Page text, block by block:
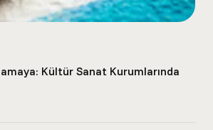
Kültür Sanat Kurumlarında